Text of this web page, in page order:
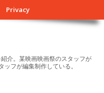
Privacy
介。某映画映画祭のスタッフが
フが編集制作している。